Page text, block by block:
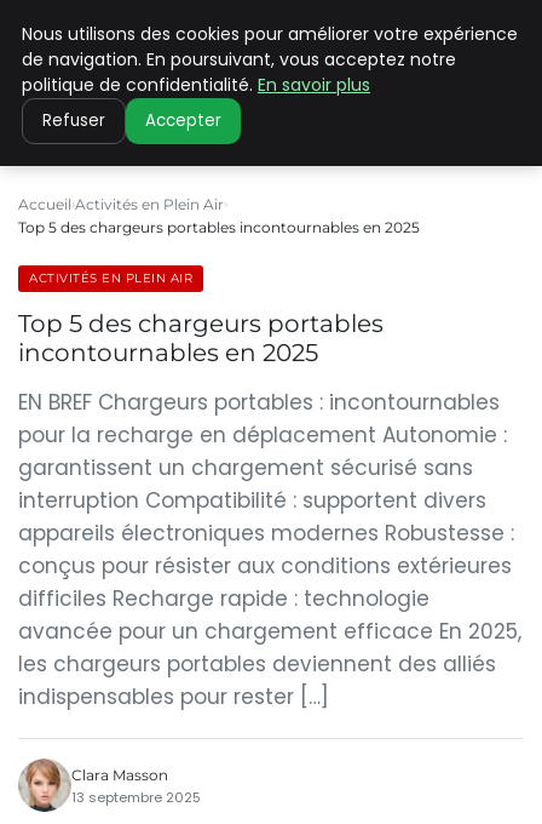
PILAT PATRIMOINES
Accueil Activités en Plein Air
Top 5 des chargeurs portables incontournables en 2025
ACTIVITÉS EN PLEIN AIR
Top 5 des chargeurs portables
incontournables en 2025
EN BREF Chargeurs portables : incontournables
pour la recharge en déplacement Autonomie :
garantissent un chargement sécurisé sans
interruption Compatibilité : supportent divers
appareils électroniques modernes Robustesse :
conçus pour résister aux conditions extérieures
difficiles Recharge rapide : technologie
avancée pour un chargement efficace En 2025,
les chargeurs portables deviennent des alliés
indispensables pour rester […]
Clara Masson
13 septembre 2025
Nous utilisons des cookies pour améliorer votre expérience
de navigation. En poursuivant, vous acceptez notre
politique de confidentialité. En savoir plus
Refuser Accepter